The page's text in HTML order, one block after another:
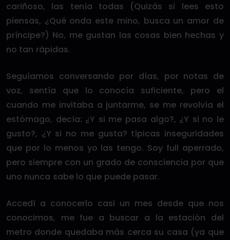
cariñoso, las tenía todas (Quizás si lees esto
piensas, ¿Qué onda este mino, busca un amor de
príncipe?) No, me gustan las cosas bien hechas y
no tan rápidas.
Seguíamos conversando por días, por notas de
voz, sentía que lo conocía suficiente, pero el
cuando me invitaba a juntarme, se me revolvía el
estómago, decía: ¿Y si me pasa algo?, ¿Y si no le
gusto?, ¿Y si no me gusta? típicas inseguridades
que por lo menos yo las tengo. Soy full aperrado,
pero siempre con un grado de consciencia por que
uno nunca sabe lo que puede pasar.
Accedí a conocerlo casi un mes desde que nos
conocimos, me fue a buscar a la estación del
metro donde quedaba más cerca su casa (ya que